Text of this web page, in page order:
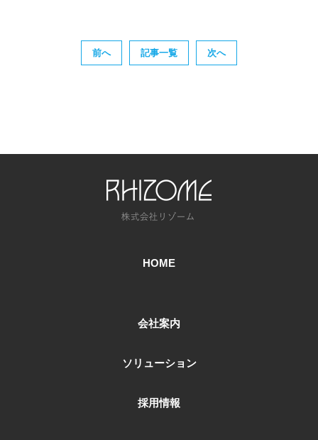
前へ 記事一覧 次へ
HOME
会社案内
ソリューション
採用情報